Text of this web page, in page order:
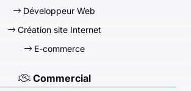
Développeur Web
Création site Internet
E-commerce
Commercial